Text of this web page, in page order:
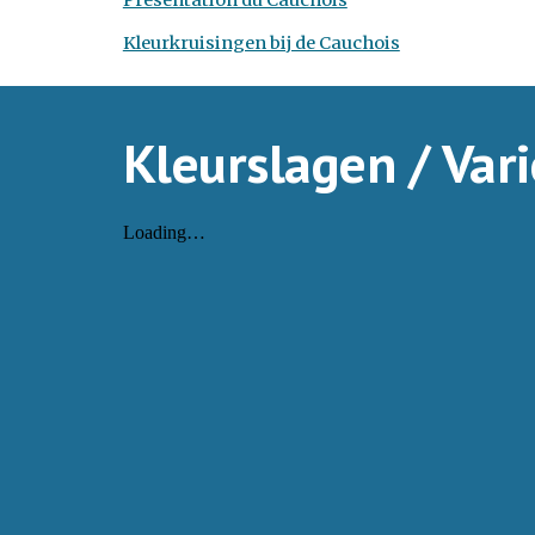
Kleurkruisingen bij de Cauchois
Kleurslagen /